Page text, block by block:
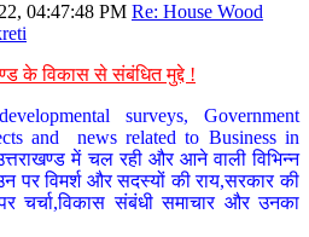
04:47:48 PM Re: House Wood
के विकास से संबंधित मुद्दे !
surveys, Government
and news related to Business in
में चल रही और आने वाली विभिन्न
पर विमर्श और सदस्यों की राय,सरकार की
चर्चा,विकास संबंधी समाचार और उनका